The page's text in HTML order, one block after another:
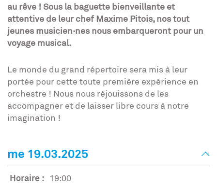
au rêve ! Sous la baguette bienveillante et
attentive de leur chef Maxime Pitois, nos tout
jeunes musicien·nes nous embarqueront pour un
voyage musical.
Le monde du grand répertoire sera mis à leur
portée pour cette toute première expérience en
orchestre ! Nous nous réjouissons de les
accompagner et de laisser libre cours à notre
imagination !
me 19.03.2025
Horaire : 19:00